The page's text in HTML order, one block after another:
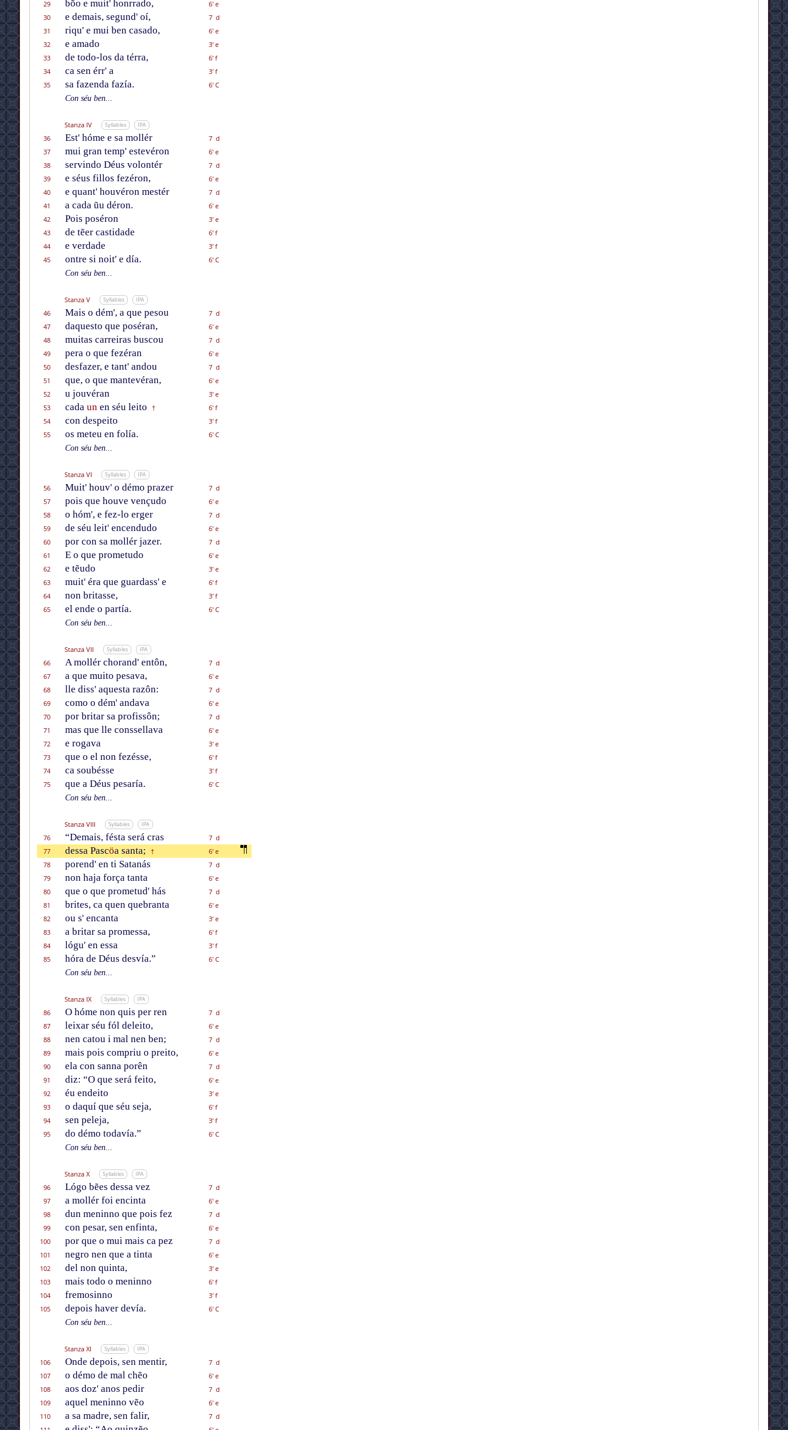
29
bõo e muit' honrrado,
6' e
30
e demais, segund' oí,
7 d
31
riqu' e mui ben casado,
6' e
32
e amado
3' e
33
de todo-los da térra,
6' f
34
ca sen érr' a
3' f
35
sa fazenda fazía.
6' C
Con séu ben...
Stanza IV Syllables IPA
36 Est' hóme e sa mollér
7 d
37
mui gran temp' estevéron
6' e
38
servindo Déus volontér
7 d
39
e séus fillos fezéron,
6' e
40
e quant' houvéron mestér
7 d
41
a cada ũu déron.
6' e
42
Pois poséron
3' e
43
de tẽer castidade
6' f
44
e verdade
3' f
45
ontre si noit' e día.
6' C
Con séu ben...
Stanza V Syllables IPA
46 Mais o dém', a que pesou
7 d
47
daquesto que poséran,
6' e
48
muitas carreiras buscou
7 d
49
pera o que fezéran
6' e
50
desfazer, e tant' andou
7 d
51
que, o que mantevéran,
6' e
52
u jouvéran
3' e
53
cada unen séu leito †
6' f
54
con despeito
3' f
55
os meteu en folía.
6' C
Con séu ben...
Stanza VI Syllables IPA
56 Muit' houv' o démo prazer
7 d
57
pois que houve vençudo
6' e
58
o hóm', e fez-lo erger
7 d
59
de séu leit' encendudo
6' e
60
por con sa mollér jazer.
7 d
61
E o que prometudo
6' e
62
e tẽudo
3' e
63
muit' éra que guardass' e
6' f
64
non britasse,
3' f
65
el ende o partía.
6' C
Con séu ben...
Stanza VII Syllables IPA
66 A mollér chorand' entôn,
7 d
67
a que muito pesava,
6' e
68
lle diss' aquesta razôn:
7 d
69
como o dém' andava
6' e
70
por britar sa profissôn;
7 d
71
mas que lle conssellava
6' e
72
e rogava
3' e
73
que o el non fezésse,
6' f
74
ca soubésse
3' f
75
que a Déus pesaría.
6' C
Con séu ben...
Stanza VIII Syllables IPA
76 “Demais, fésta será cras
7 d
77
dessa Pascöa santa; †
6' e
78
porend' en ti Satanás
7 d
79
non haja força tanta
6' e
80
que o que prometud' hás
7 d
81
brites, ca quen quebranta
6' e
82
ou s' encanta
3' e
83
a britar sa promessa,
6' f
84
lógu' en essa
3' f
85
hóra de Déus desvía.”
6' C
Con séu ben...
Stanza IX Syllables IPA
86 O hóme non quis per ren
7 d
87
leixar séu fól deleito,
6' e
88
nen catou i mal nen ben;
7 d
89
mais pois compriu o preito,
6' e
90
ela con sanna porên
7 d
91
diz: “O que será feito,
6' e
92
éu endeito
3' e
93
o daquí que séu seja,
6' f
94
sen peleja,
3' f
95
do démo todavía.”
6' C
Con séu ben...
Stanza X Syllables IPA
96 Lógo bẽes dessa vez
7 d
97
a mollér foi encinta
6' e
98
dun meninno que pois fez
7 d
99
con pesar, sen enfinta,
6' e
100
por que o mui mais ca pez
7 d
101
negro nen que a tinta
6' e
102
del non quinta,
3' e
103
mais todo o meninno
6' f
104
fremosinno
3' f
105
depois haver devía.
6' C
Con séu ben...
Stanza XI Syllables IPA
106 Onde depois, sen mentir,
7 d
107
o démo de mal chẽo
6' e
108
aos doz' anos pedir
7 d
109
aquel meninno vẽo
6' e
110
a sa madre, sen falir,
7 d